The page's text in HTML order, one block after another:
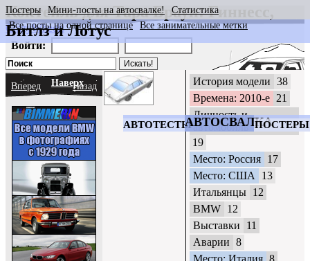
CrazyWheels
АВТОТЕСТЫАВТОСВАЛКАПОСТЕРЫ
Постеры Мини-посты на автосвалке!
Статистика
Все посты на одной странице
Все занимательные метки
Войти:
Вперед НаверхНазад История модели 38
Времена: 2010-е 21
Личность и
автомобиль
19
Место: Россия 17
Место: США
13
Итальянцы 12
BMW 12
Выставки
11
Аварии 8
Место: Италия 8
Коктейль для Тара Браун: Гиннесс,
Битлз и Лотус